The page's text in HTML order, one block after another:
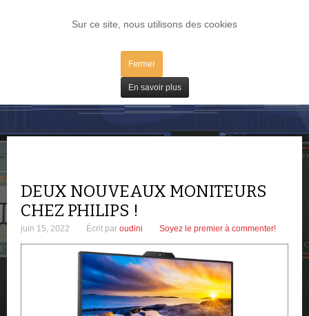
Sur ce site, nous utilisons des cookies
Fermer
En savoir plus
LOG IN
iBidules / Mac
DEUX NOUVEAUX MONITEURS
CHEZ PHILIPS !
juin 15, 2022 Écrit par oudini Soyez le premier à commenter!